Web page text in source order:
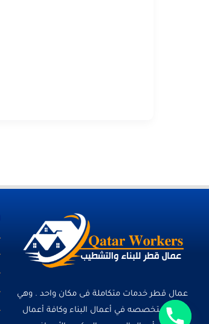
عمال قطر خدمات متكاملة فى مكان واحد . وهي
شركه متخصصه في أعمال البناء وكافة أعمال